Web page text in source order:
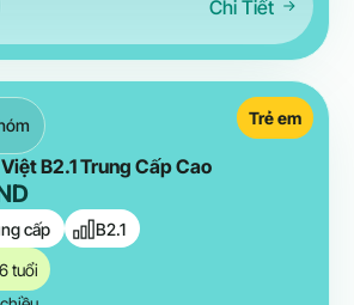
Chi Tiết
B2.1 Trung Cấp Cao
cấp B2.1
Trẻ em
tuổi